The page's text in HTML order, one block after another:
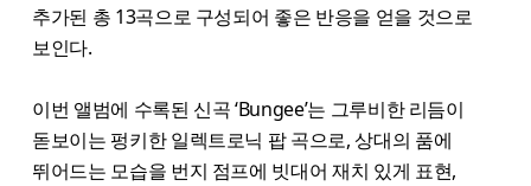
추가된 총 13곡으로 구성되어 좋은 반응을 얻을 것으로
보인다.
이번 앨범에 수록된 신곡 ‘Bungee’는 그루비한 리듬이
돋보이는 펑키한 일렉트로닉 팝 곡으로, 상대의 품에
뛰어드는 모습을 번지 점프에 빗대어 재치 있게 표현,